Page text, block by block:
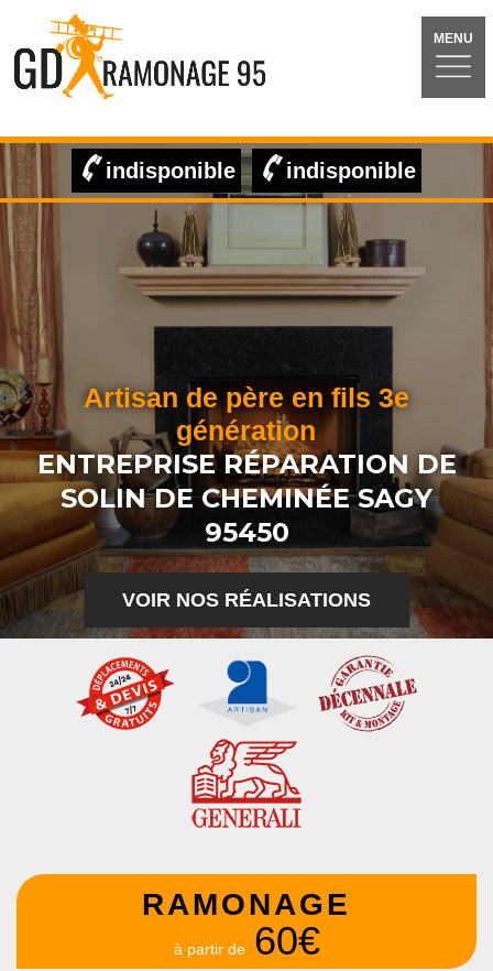
MENU
indisponible indisponible
Artisan de père en fils 3e
génération
ENTREPRISE RÉPARATION DE
SOLIN DE CHEMINÉE SAGY
95450
VOIR NOS RÉALISATIONS
RAMONAGE
à partir de 60€